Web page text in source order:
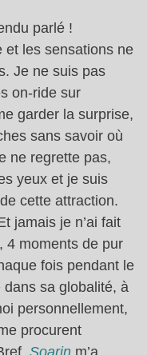
parlé !
et les sensations ne
Je ne suis pas
on-ride sur
garder la surprise,
sans savoir où
ne regrette pas,
yeux et je suis
cette attraction.
jamais je n’ai fait
4 moments de pur
fois pendant le
sa globalité, à
personnellement,
procurent